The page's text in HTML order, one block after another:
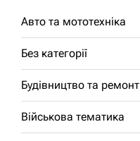
Авто та мототехніка
Без категорії
Будівництво та ремонт
Військова тематика